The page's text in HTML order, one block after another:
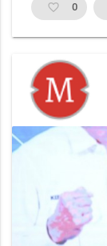
favorite_border 0